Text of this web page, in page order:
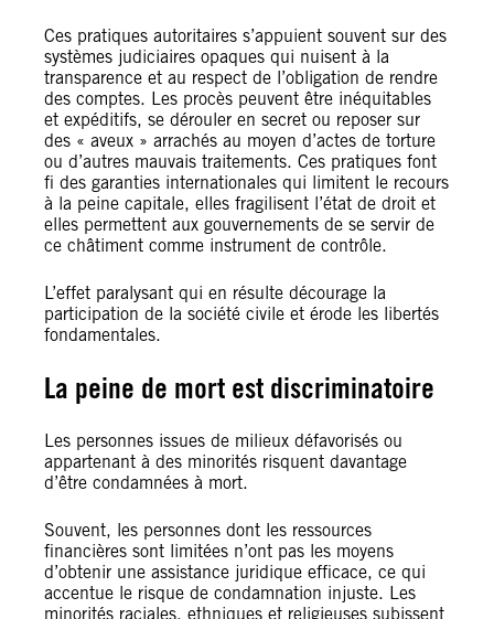
Ces pratiques autoritaires s’appuient souvent sur des
systèmes judiciaires opaques qui nuisent à la
transparence et au respect de l’obligation de rendre
des comptes. Les procès peuvent être inéquitables
et expéditifs, se dérouler en secret ou reposer sur
des « aveux » arrachés au moyen d’actes de torture
ou d’autres mauvais traitements. Ces pratiques font
fi des garanties internationales qui limitent le recours
à la peine capitale, elles fragilisent l’état de droit et
elles permettent aux gouvernements de se servir de
ce châtiment comme instrument de contrôle.
L’effet paralysant qui en résulte décourage la
participation de la société civile et érode les libertés
fondamentales.
La peine de mort est discriminatoire
Les personnes issues de milieux défavorisés ou
appartenant à des minorités risquent davantage
d’être condamnées à mort.
Souvent, les personnes dont les ressources
financières sont limitées n’ont pas les moyens
d’obtenir une assistance juridique efficace, ce qui
accentue le risque de condamnation injuste. Les
minorités raciales, ethniques et religieuses subissent